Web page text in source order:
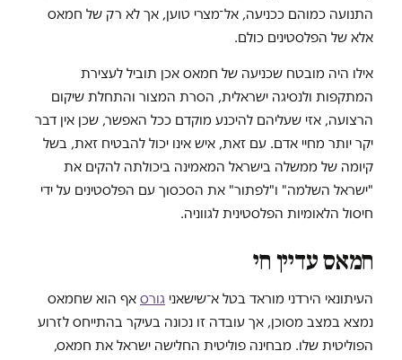
התנועה כמוהם ככניעה, אל־מצרי טוען, אך לא רק של חמאס
אלא של הפלסטינים כולם.
אילו היה מובטח שכניעה של חמאס אכן תוביל לעצירת
המתקפות ולנסיגה ישראלית, הסרת המצור והתחלת שיקום
הרצועה, אזי שעליהם להיכנע מוקדם ככל האפשר, שכן אין דבר
יקר יותר מחיי אדם. עם זאת, איש אינו יכול להבטיח זאת, בשל
קיומה של ממשלה בישראל המאמינה ביכולתה להקים את
"ישראל השלמה" ו"לפתור" את הסכסוך עם הפלסטינים על ידי
חיסול הלאומיות הפלסטינית לגווניה.
חמאס עדיין חי
העיתונאי הירדני מוראד בטל א־שישאני גורס אף הוא שחמאס
נמצא במצב מסוכן, אך עובדה זו נכונה בעיקר בהתייחס לזרוע
הפוליטית שלו. מבחינה פוליטית החלישה ישראל את חמאס,